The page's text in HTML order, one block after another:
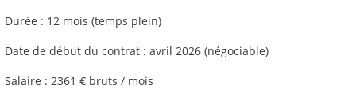
Durée : 12 mois (temps plein)
Date de début du contrat : avril 2026 (négociable)
Salaire : 2361 € bruts / mois